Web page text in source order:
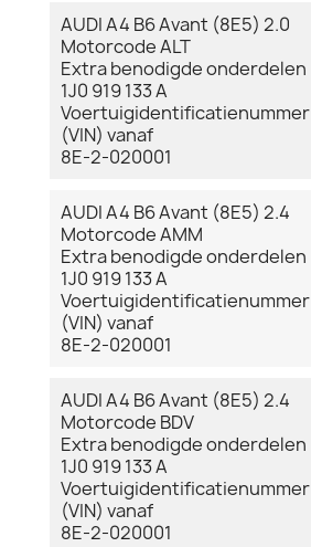
AUDI A4 B6 Avant (8E5) 2.0
Motorcode ALT
Extra benodigde onderdelen
1J0 919 133 A
Voertuigidentificatienummer
(VIN) vanaf
8E-2-020001
AUDI A4 B6 Avant (8E5) 2.4
Motorcode AMM
Extra benodigde onderdelen
1J0 919 133 A
Voertuigidentificatienummer
(VIN) vanaf
8E-2-020001
AUDI A4 B6 Avant (8E5) 2.4
Motorcode BDV
Extra benodigde onderdelen
1J0 919 133 A
Voertuigidentificatienummer
(VIN) vanaf
8E-2-020001